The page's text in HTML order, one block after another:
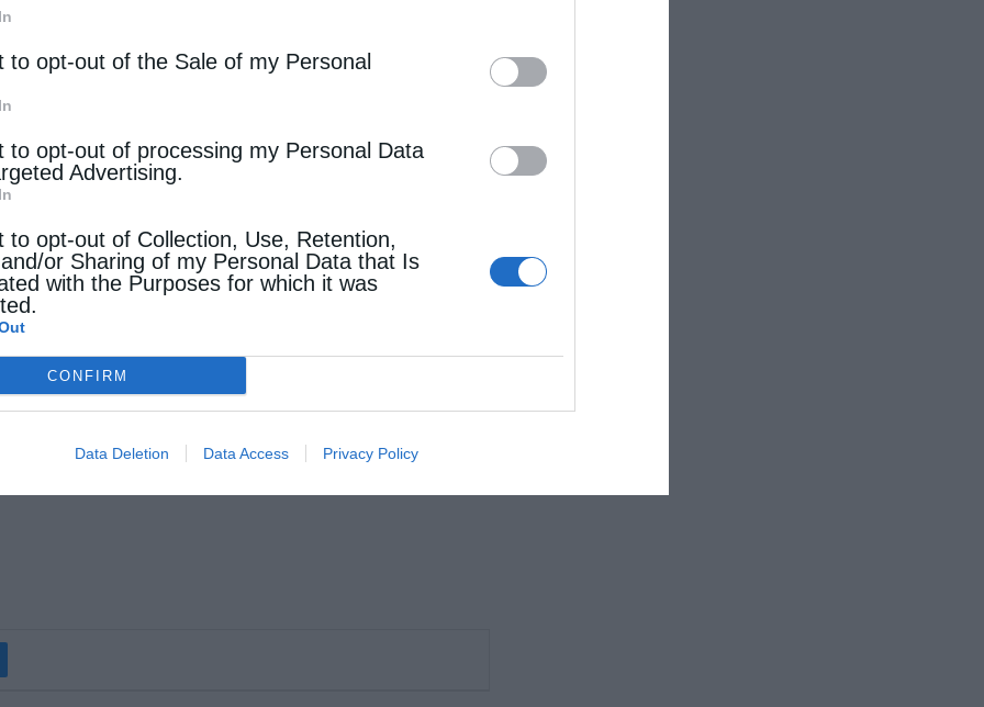
to opt-out of the Sale of my Personal
to opt-out of processing my Personal Data
Advertising.
to opt-out of Collection, Use, Retention,
or Sharing of my Personal Data that Is
with the Purposes for which it was
CONFIRM
Data Deletion Data Access Privacy Policy
φοβηθούμε. Και οι ήρωες της Εξόδου του
αυτά τα τραγούδια έλεγαν και αυτούς τους
κρατούσαν ζωντανή την Ελλάδα. Και
την Ανάσταση του Χριστού, έβλεπαν και την
από δέκα χρόνια αδιάλειπτης παρουσίας και
από τη«Μαγνήτων Κιβωτό, για τη
πολιτισμού της
της Περιφέρειας Θεσσαλίας, της
Σποράδων, του Δήμου Βόλου, του Οργανισμού